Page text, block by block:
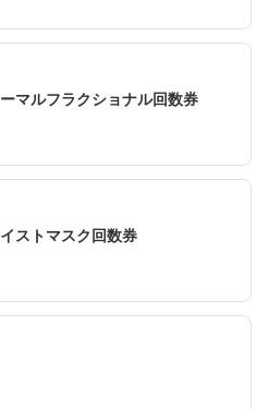
マルフラクショナル回数券
ストマスク回数券